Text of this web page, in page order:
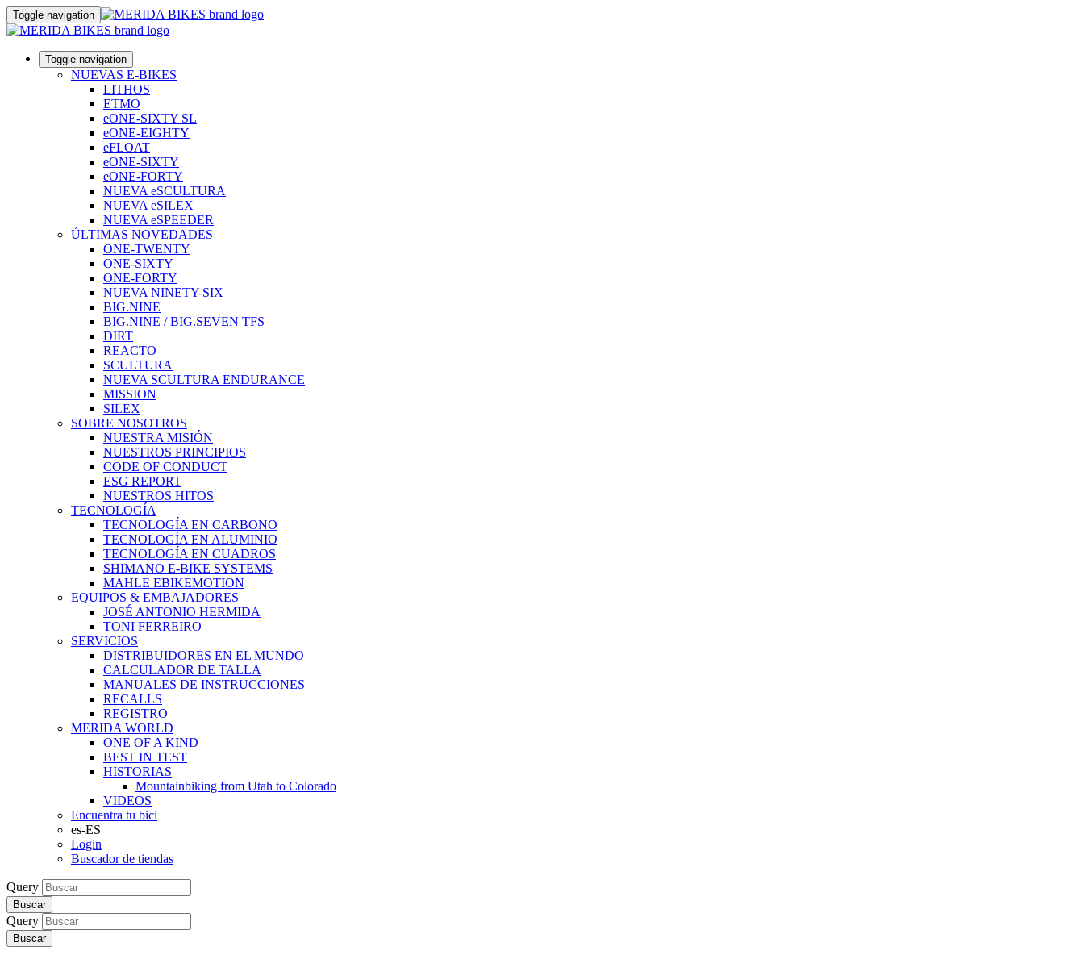
Toggle navigation
Toggle navigation
NUEVAS E-BIKES
LITHOS
ETMO
eONE-SIXTY SL
eONE-EIGHTY
eFLOAT
eONE-SIXTY
eONE-FORTY
NUEVA eSCULTURA
NUEVA eSILEX
NUEVA eSPEEDER
ÚLTIMAS NOVEDADES
ONE-TWENTY
ONE-SIXTY
ONE-FORTY
NUEVA NINETY-SIX
BIG.NINE
BIG.NINE / BIG.SEVEN TFS
DIRT
REACTO
SCULTURA
NUEVA SCULTURA ENDURANCE
MISSION
SILEX
SOBRE NOSOTROS
NUESTRA MISIÓN
NUESTROS PRINCIPIOS
CODE OF CONDUCT
ESG REPORT
NUESTROS HITOS
TECNOLOGÍA
TECNOLOGÍA EN CARBONO
TECNOLOGÍA EN ALUMINIO
TECNOLOGÍA EN CUADROS
SHIMANO E-BIKE SYSTEMS
MAHLE EBIKEMOTION
EQUIPOS & EMBAJADORES
JOSÉ ANTONIO HERMIDA
TONI FERREIRO
SERVICIOS
DISTRIBUIDORES EN EL MUNDO
CALCULADOR DE TALLA
MANUALES DE INSTRUCCIONES
RECALLS
REGISTRO
MERIDA WORLD
ONE OF A KIND
BEST IN TEST
HISTORIAS
Mountainbiking from Utah to Colorado
VIDEOS
Encuentra tu bici
es-ES
Login
Buscador de tiendas
Query
Buscar
Query
Buscar